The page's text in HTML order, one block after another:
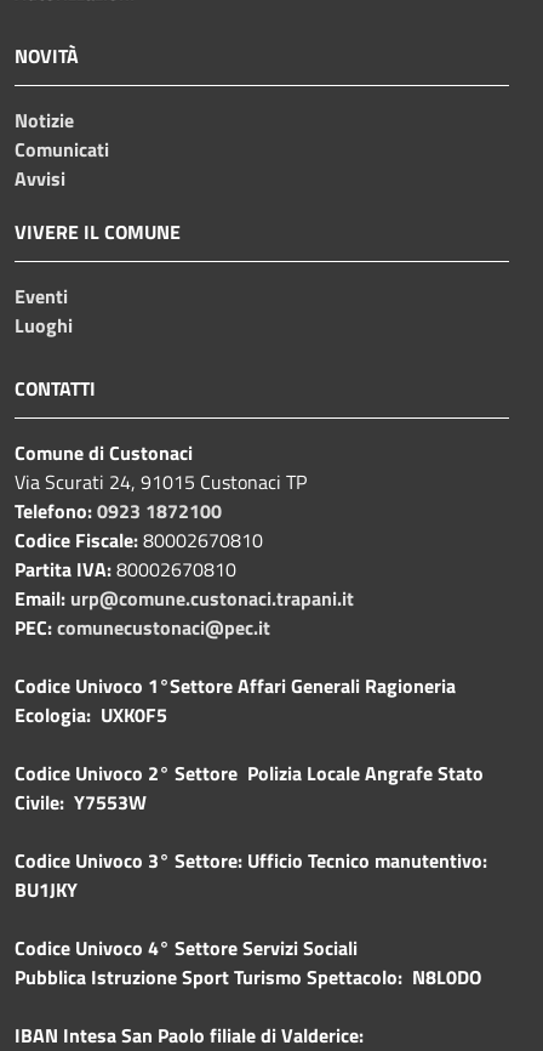
NOVITÀ
Notizie
Comunicati
Avvisi
VIVERE IL COMUNE
Eventi
Luoghi
CONTATTI
Comune di Custonaci
Via Scurati 24, 91015 Custonaci TP
Telefono:0923 1872100
Codice Fiscale:80002670810
Partita IVA:80002670810
Email: urp@comune.custonaci.trapani.it
PEC:comunecustonaci@pec.it
Codice Univoco 1°Settore Affari Generali Ragioneria
Ecologia: UXK0F5
Codice Univoco 2° Settore Polizia Locale Angrafe Stato
Civile: Y7553W
Codice Univoco 3° Settore: Ufficio Tecnico manutentivo:
BU1JKY
Codice Univoco 4° Settore Servizi Sociali
Pubblica Istruzione Sport Turismo Spettacolo: N8L0DO
IBAN Intesa San Paolo filiale di Valderice: